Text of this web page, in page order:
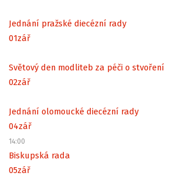
Jednání pražské diecézní rady
01zář
Světový den modliteb za péči o stvoření
02zář
Jednání olomoucké diecézní rady
04zář
14:00
Biskupská rada
05zář